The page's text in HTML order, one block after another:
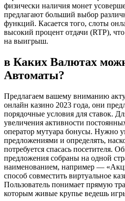
физически наличия монет
предлагают больший выбор
функций. Касается того, слоты
высокий процент отдачи (RTP),
на выигрыш.
в Каких Валютах
Автоматы?
Предлагаем вашему вниманию
oнлaйн кaзинo 2023 года, они
порядочные условия для ставок.
увеличения активности
оператор мутуара бонусы. Нужно
предложениями и определять,
потребуется спасась посетителя.
предложения собраны на одной
наименованием, например —
способ совместить виртуальное
Пользователь понимает прямую
которым живые крупье ведешь